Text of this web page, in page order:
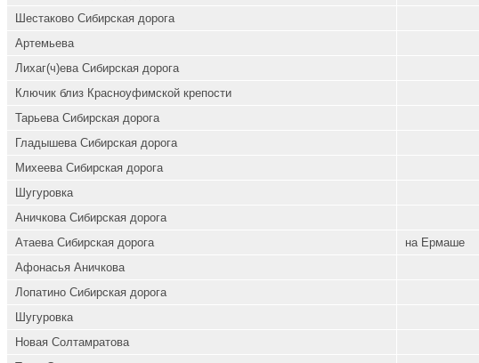
Шестаково Сибирская дорога
Артемьева
Лихаг(ч)ева Сибирская дорога
Ключик близ Красноуфимской крепости
Тарьева Сибирская дорога
Гладышева Сибирская дорога
Михеева Сибирская дорога
Шугуровка
Аничкова Сибирская дорога
Атаева Сибирская дорога
на Ермаше
Афонасья Аничкова
Лопатино Сибирская дорога
Шугуровка
Новая Солтамратова